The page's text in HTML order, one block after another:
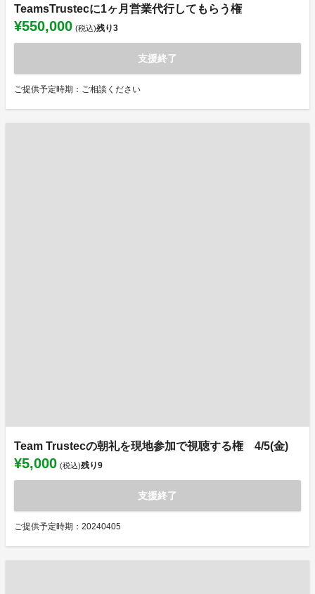
TeamsTrustecに1ヶ月営業代行してもらう権
¥550,000 (税込)残り3
支援終了
ご提供予定時期：ご相談ください
Team Trustecの朝礼を現地参加で視聴する権 4/5(金)
¥5,000 (税込)残り9
支援終了
ご提供予定時期：20240405